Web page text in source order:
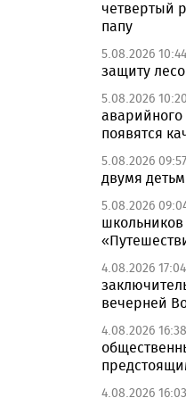
четвертый
папу
5.08.2026 10:44
защиту
5.08.2026 10:20
аварийного
появятся
5.08.2026 09:57
двумя
5.08.2026
школьников
4.08.2026 17:04
вечерней
4.08.2026 16:38
4.08.2026 16:03